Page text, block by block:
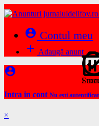
account_circle Contul meu
add Adaugă anunț
account_circle
Intra in cont Nu esti autentificat
×